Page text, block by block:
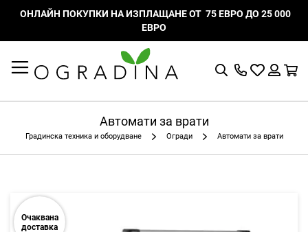
ОНЛАЙН ПОКУПКИ НА ИЗПЛАЩАНЕ ОТ 75 ЕВРО ДО 25 000
ЕВРО
ТърсенеМоят
Автомати за врати
Градинска техника и оборудване Огради Автомати за врати
Очаквана
доставка